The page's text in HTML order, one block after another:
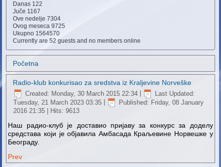
Danas 122
Juče 1167
Ove nedelje7304
Ovog meseca9725
Ukupno 1564570
Currently are 52 guests and no members online
Početna
Radio-klub konkurisao za sredstva iz Kraljevine Norveške
Created: Monday, 30 March 2015 22:34
Last Updated:
Tuesday, 21 March 2023 03:35
Published: Friday, 08 January
2016 21:35 | Hits: 9613
Наш радио-клуб је доставио пријаву за конкурс за доделу
средстава који је објавила Амбасада Краљевине Норвешке у
Београду.
Prev